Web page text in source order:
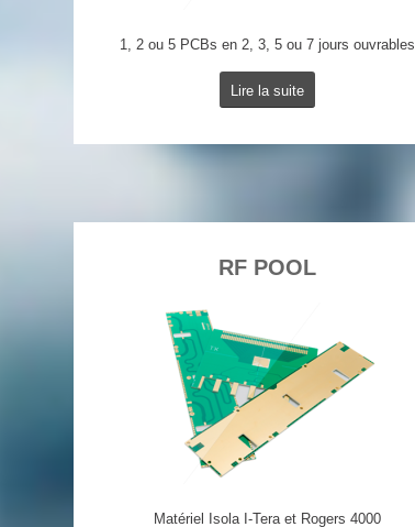
1, 2 ou 5 PCBs en 2, 3, 5 ou 7 jours ouvrables
Lire la suite
RF POOL
Matériel Isola I-Tera et Rogers 4000